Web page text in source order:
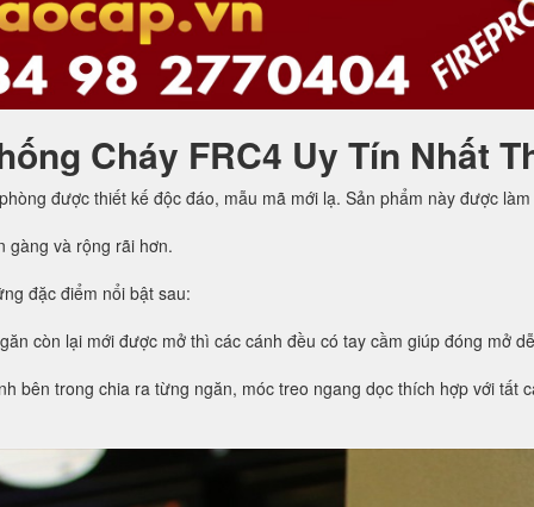
Cháy FRC4 Uy Tín Nhất
được thiết kế độc đáo, mẫu mã mới lạ. Sản phẩm này được
gàng và rộng rãi hơn.
đặc điểm nổi bật sau:
còn lại mới được mở thì các cánh đều có tay cầm giúp đóng mở
bên trong chia ra từng ngăn, móc treo ngang dọc thích hợp với tất